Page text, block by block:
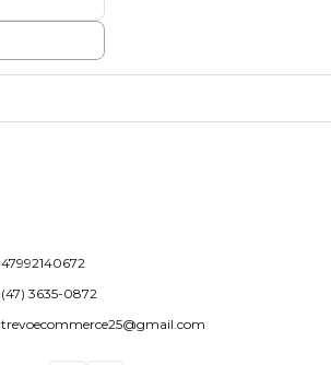
47992140672
(47) 3635-0872
trevoecommerce25@gmail.com